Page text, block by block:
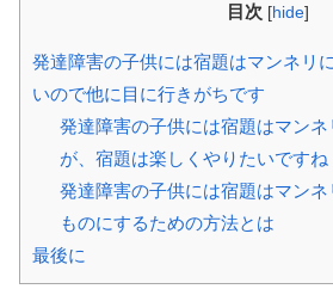
目次 [hide]
発達障害の子供には宿題はマンネリ
いので他に目に行きがちです
発達障害の子供には宿題はマン
が、宿題は楽しくやりたいですね
発達障害の子供には宿題はマン
ものにするための方法とは
最後に